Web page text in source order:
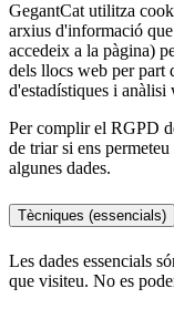
GegantCat utilitza
arxius d'informació
accedeix a la pàgina)
dels llocs web per part
d'estadístiques i anàlisi
Per complir el RGPD
de triar si ens
algunes dades.
Tècniques (essencials)
Les dades essencials
que visiteu. No es